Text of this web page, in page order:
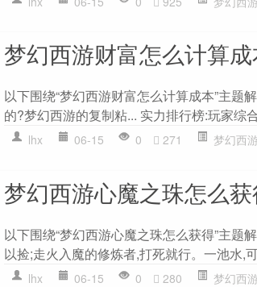
梦幻西游财富怎么计算
以下围绕“梦幻西游财富怎么计算成本”主题
的?梦幻西游的复制粘... 实力排行榜:玩家综
lhx 06-15 0 271 梦幻西游
梦幻西游心魔之珠怎么
以下围绕“梦幻西游心魔之珠怎么获得”主题
以捡;走火入魔的修炼者,打死就行。一池水,
lhx 06-15 0 280 梦幻西游